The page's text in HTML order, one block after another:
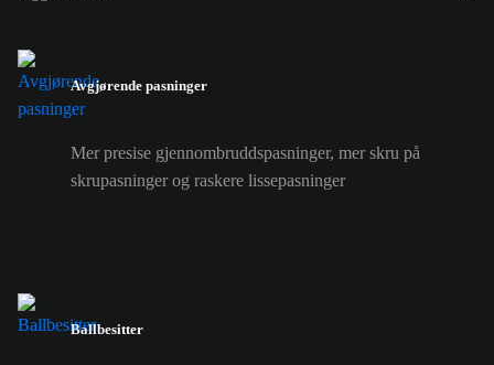
Avgjørende pasninger
Mer presise gjennombruddspasninger, mer skru på
skrupasninger og raskere lissepasninger
Ballbesitter